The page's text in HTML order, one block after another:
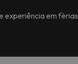
experiência em férias